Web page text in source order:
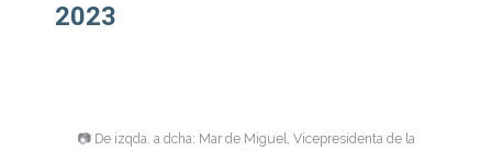
2023
📷 De izqda. a dcha: Mar de Miguel, Vicepresidenta de la